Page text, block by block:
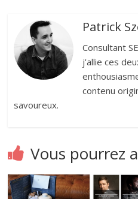
Patrick
Consultant
j'allie ces
contenu
savoureux.
Vous pourrez